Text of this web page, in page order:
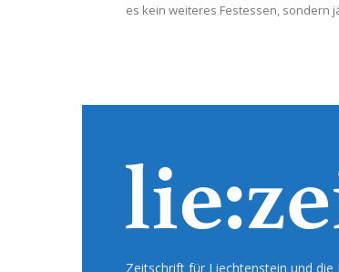
es kein weiteres Festessen, sondern
Zeitschrift für Liechtenstein und die